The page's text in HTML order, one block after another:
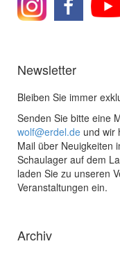
Newsletter
Bleiben Sie immer
Senden Sie bitte eine
wolf@erdel.deund wir
Mail über Neuigkeiten
Schaulager auf dem
laden Sie zu unseren
Veranstaltungen ein.
Archiv